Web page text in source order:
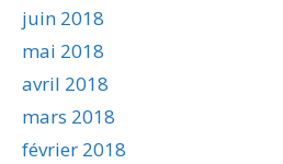
juin 2018
mai 2018
avril 2018
mars 2018
février 2018